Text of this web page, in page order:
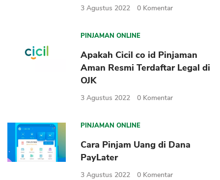
3 Agustus 2022 0 Komentar
PINJAMAN ONLINE
Apakah Cicil co id Pinjaman
Aman Resmi Terdaftar Legal di
OJK
3 Agustus 2022 0 Komentar
PINJAMAN ONLINE
Cara Pinjam Uang di Dana
PayLater
3 Agustus 2022 0 Komentar